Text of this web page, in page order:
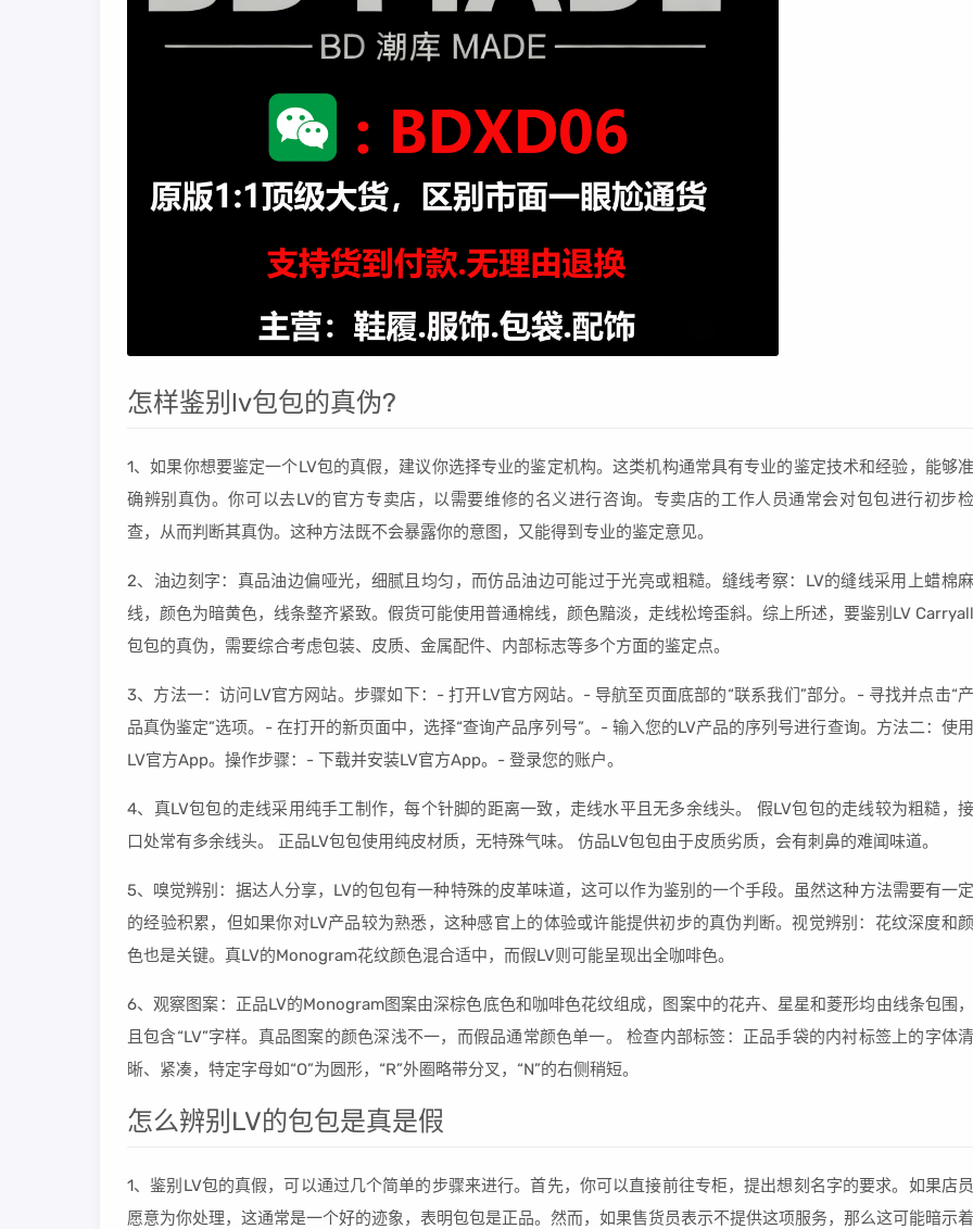
怎样鉴别lv包包的真伪?
1、如果你想要鉴定一个LV包的真假，建议你选择专业的鉴定机构。这类机构通常具有专业的鉴定技术和经验，能够准
确辨别真伪。你可以去LV的官方专卖店，以需要维修的名义进行咨询。专卖店的工作人员通常会对包包进行初步检
查，从而判断其真伪。这种方法既不会暴露你的意图，又能得到专业的鉴定意见。
2、油边刻字：真品油边偏哑光，细腻且均匀，而仿品油边可能过于光亮或粗糙。缝线考察：LV的缝线采用上蜡棉麻
线，颜色为暗黄色，线条整齐紧致。假货可能使用普通棉线，颜色黯淡，走线松垮歪斜。综上所述，要鉴别LV Carryall
包包的真伪，需要综合考虑包装、皮质、金属配件、内部标志等多个方面的鉴定点。
3、方法一：访问LV官方网站。步骤如下：- 打开LV官方网站。- 导航至页面底部的“联系我们”部分。- 寻找并点击“产
品真伪鉴定”选项。- 在打开的新页面中，选择“查询产品序列号”。- 输入您的LV产品的序列号进行查询。方法二：使用
LV官方App。操作步骤：- 下载并安装LV官方App。- 登录您的账户。
4、真LV包包的走线采用纯手工制作，每个针脚的距离一致，走线水平且无多余线头。 假LV包包的走线较为粗糙，接
口处常有多余线头。 正品LV包包使用纯皮材质，无特殊气味。 仿品LV包包由于皮质劣质，会有刺鼻的难闻味道。
5、嗅觉辨别：据达人分享，LV的包包有一种特殊的皮革味道，这可以作为鉴别的一个手段。虽然这种方法需要有一定
的经验积累，但如果你对LV产品较为熟悉，这种感官上的体验或许能提供初步的真伪判断。视觉辨别：花纹深度和颜
色也是关键。真LV的Monogram花纹颜色混合适中，而假LV则可能呈现出全咖啡色。
6、观察图案：正品LV的Monogram图案由深棕色底色和咖啡色花纹组成，图案中的花卉、星星和菱形均由线条包围，
且包含“LV”字样。真品图案的颜色深浅不一，而假品通常颜色单一。 检查内部标签：正品手袋的内衬标签上的字体清
晰、紧凑，特定字母如“O”为圆形，“R”外圈略带分叉，“N”的右侧稍短。
怎么辨别LV的包包是真是假
1、鉴别LV包的真假，可以通过几个简单的步骤来进行。首先，你可以直接前往专柜，提出想刻名字的要求。如果店员
愿意为你处理，这通常是一个好的迹象，表明包包是正品。然而，如果售货员表示不提供这项服务，那么这可能暗示着